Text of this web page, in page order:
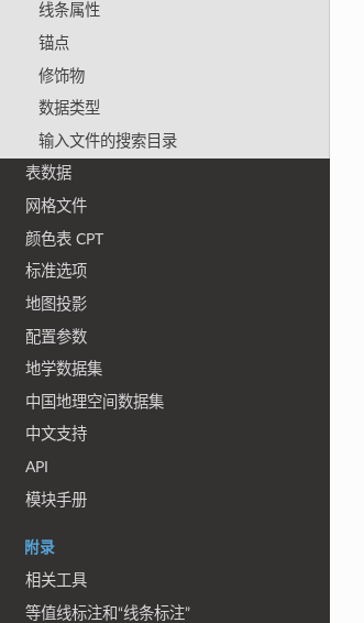
线条属性
锚点
修饰物
数据类型
输入文件的搜索目录
表数据
网格文件
颜色表 CPT
标准选项
地图投影
配置参数
地学数据集
中国地理空间数据集
中文支持
API
模块手册
附录
相关工具
等值线标注和“线条标注”